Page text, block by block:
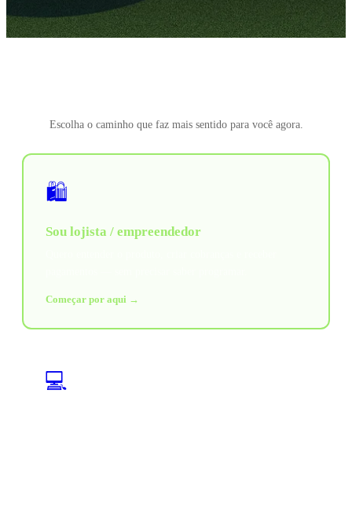
Escolha o caminho que faz mais sentido para você agora.
🛍️
Sou lojista / empreendedor
Começar por aqui →
💻